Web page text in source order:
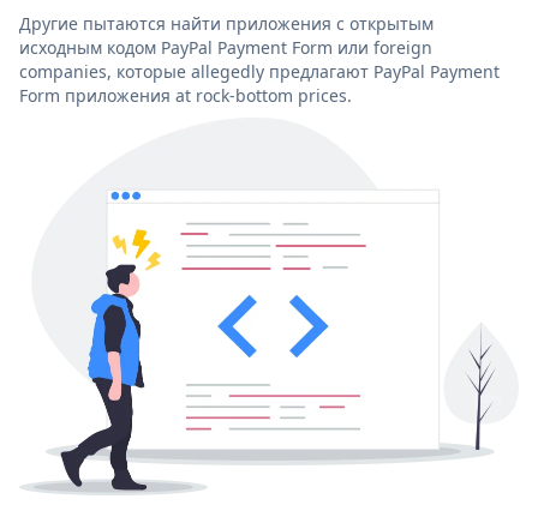
Другие пытаются найти приложения с открытым
исходным кодом PayPal Payment Form или foreign
companies, которые allegedly предлагают PayPal Payment
Form приложения at rock-bottom prices.